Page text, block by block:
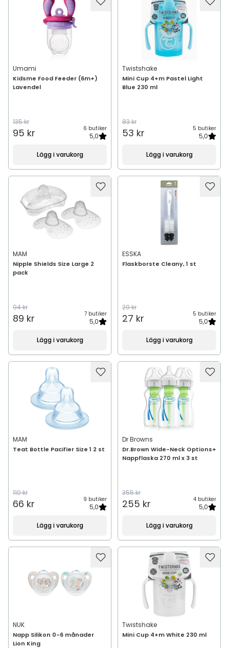
Umami
Kidsme Food Feeder (6m+)
Lavendel
135 kr
95 kr 6 butiker
5,0
Lägg i varukorg
Twistshake
Mini Cup 4+m Pastel Light
Blue 230 ml
83 kr
53 kr 5 butiker
5,0
Lägg i varukorg
MAM
Nipple Shields Size Large 2
pack
94 kr
89 kr 7 butiker
5,0
Lägg i varukorg
ESSKA
Flaskborste Cleany, 1 st
29 kr
27 kr 5 butiker
5,0
Lägg i varukorg
MAM
Teat Bottle Pacifier Size 1 2 st
110 kr
66 kr 9 butiker
5,0
Lägg i varukorg
Dr Browns
Dr.Brown Wide-Neck Options+
Nappflaska 270 ml x 3 st
355 kr
255 kr 4 butiker
5,0
Lägg i varukorg
NUK
Napp Silikon 0-6 månader
Lion King
Twistshake
Mini Cup 4+m White 230 ml